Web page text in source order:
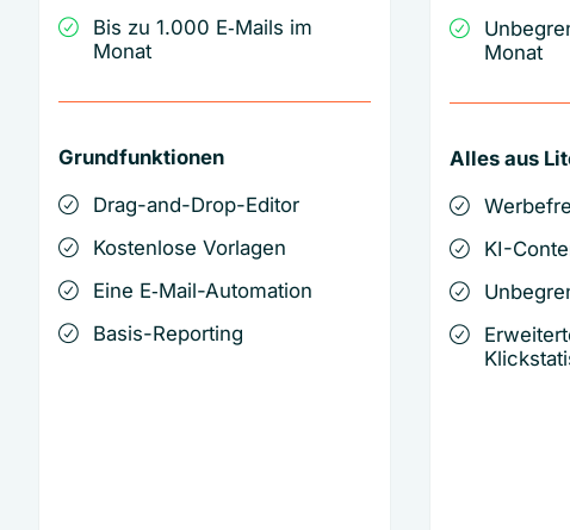
Bis zu 1.000 E‑Mails im
Monat
Grundfunktionen
Drag-and-Drop-Editor
Kostenlose Vorlagen
Eine E‑Mail-Automation
Basis-Reporting
Monat
Alles aus
KI-